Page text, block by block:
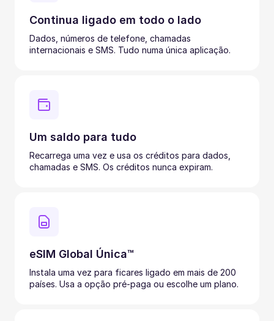
Continua ligado em todo o lado
Dados, números de telefone, chamadas
internacionais e SMS. Tudo numa única aplicação.
Um saldo para tudo
Recarrega uma vez e usa os créditos para dados,
chamadas e SMS. Os créditos nunca expiram.
eSIM Global Única™
Instala uma vez para ficares ligado em mais de 200
países. Usa a opção pré-paga ou escolhe um plano.